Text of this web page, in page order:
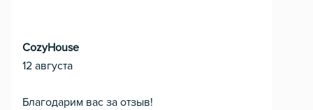
CozyHouse
12 августа
Благодарим вас за отзыв!